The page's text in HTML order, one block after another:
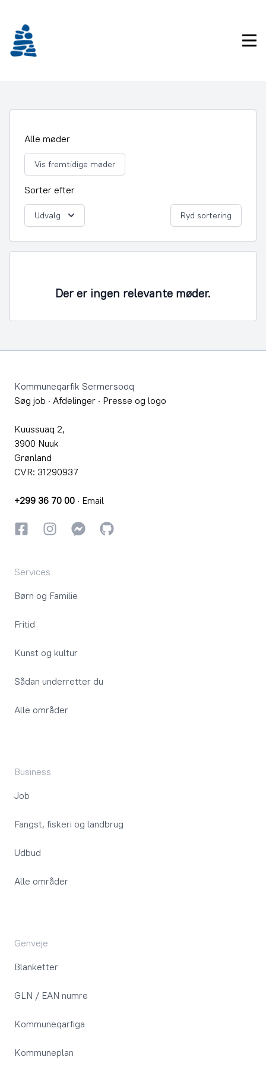
indhold
Alle møder
Vis fremtidige møder
Sorter efter
Udvalg Ryd sortering
Der er ingen relevante møder.
Kommuneqarfik Sermersooq
Søg job · Afdelinger · Presse og logo
Kuussuaq 2,
3900 Nuuk
Grønland
CVR: 31290937
+299 36 70 00 · Email
FacebookInstagramInstagram
GitHub
Services
Børn og Familie
Fritid
Kunst og kultur
Sådan underretter du
Alle områder
Business
Job
Fangst, fiskeri og landbrug
Udbud
Alle områder
Genveje
Blanketter
GLN / EAN numre
Kommuneqarfiga
Kommuneplan